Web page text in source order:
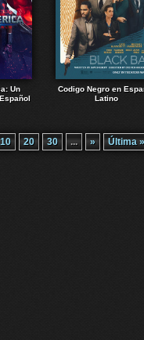
Un
Codigo Negro en
Latino
10 20 30 ... » Última »